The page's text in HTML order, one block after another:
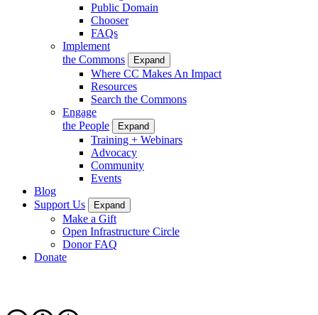
Public Domain
Chooser
FAQs
Implement
the Commons
Expand
Where CC Makes An Impact
Resources
Search the Commons
Engage
the People
Expand
Training + Webinars
Advocacy
Community
Events
Blog
Support Us
Expand
Make a Gift
Open Infrastructure Circle
Donor FAQ
Donate